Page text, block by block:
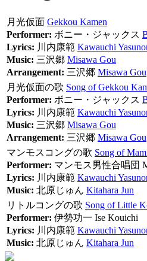
月光仮面 Gekkou Kamen
Performer: ボニー・ジャックス
Lyrics: 川内康範 Kawauchi
Music: 三沢郷 Misawa Gou
Arrangement: 三沢郷 Misawa Gou
月光仮面の歌 Song of Gekkou
Performer: ボニー・ジャックス
Lyrics: 川内康範 Kawauchi
Music: 三沢郷 Misawa Gou
Arrangement: 三沢郷 Misawa Gou
マンモスコングの歌 Song of
Performer: マンモス男性合唱団
Lyrics: 川内康範 Kawauchi
Music: 北原じゅん Kitahara Jun
リトルコングの歌 Song of Little
Performer: 伊勢功一 Ise Kouichi
Lyrics: 川内康範 Kawauchi
Music: 北原じゅん Kitahara Jun